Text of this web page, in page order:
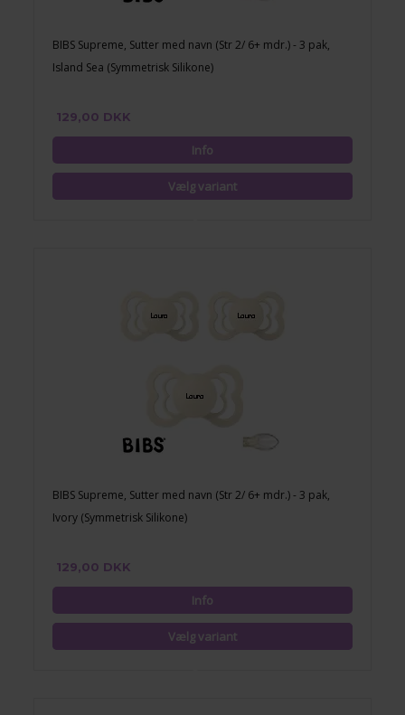
BIBS Supreme, Sutter med navn (Str 2/ 6+ mdr.) - 3 pak,
Island Sea (Symmetrisk Silikone)
129,00 DKK
BIBS Supreme, Sutter med navn (Str 2/ 6+ mdr.) - 3 pak,
Ivory (Symmetrisk Silikone)
129,00 DKK